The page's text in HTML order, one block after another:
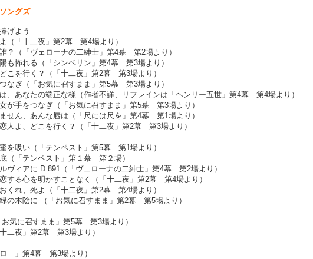
ングズ
げよう
（「十二夜」第2幕 第4場より）
？（「ヴェローナの二紳士」第4幕 第2場より）
も怖れる（「シンベリン」第4幕 第3場より）
こを行く？（「十二夜」第2幕 第3場より）
なぎ（「お気に召すまま」第5幕 第3場より）
、あなたの端正な様（作者不詳、リフレインは「ヘンリー五世」第4幕 第4場より）
が手をつなぎ（「お気に召すまま」第5幕 第3場より）
せん、あんな唇は（「尺には尺を」第4幕 第1場より）
人よ、どこを行く？（「十二夜」第2幕 第3場より）
を吸い（「テンペスト」第5幕 第1場より）
（「テンペスト」第１幕 第２場）
ヴィアに D.891（「ヴェローナの二紳士」第4幕 第2場より）
する心を明かすことなく（「十二夜」第2幕 第4場より）
くれ、死よ（「十二夜」第2幕 第4場より）
の木陰に （「お気に召すまま」第2幕 第5場より）
気に召すまま」第5幕 第3場より）
二夜」第2幕 第3場より）
―」第4幕 第3場より）